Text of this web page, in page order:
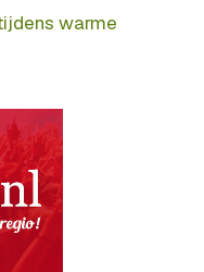
warme